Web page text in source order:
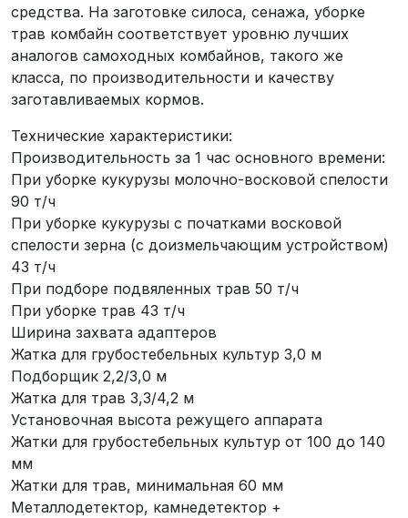
средства. На заготовке силоса, сенажа, уборке
трав комбайн соответствует уровню лучших
аналогов самоходных комбайнов, такого же
класса, по производительности и качеству
заготавливаемых кормов.
Технические характеристики:
Производительность за 1 час основного времени:
При уборке кукурузы молочно-восковой спелости
90 т/ч
При уборке кукурузы с початками восковой
спелости зерна (с доизмельчающим устройством)
43 т/ч
При подборе подвяленных трав 50 т/ч
При уборке трав 43 т/ч
Ширина захвата адаптеров
Жатка для грубостебельных культур 3,0 м
Подборщик 2,2/3,0 м
Жатка для трав 3,3/4,2 м
Установочная высота режущего аппарата
Жатки для грубостебельных культур от 100 до 140
мм
Жатки для трав, минимальная 60 мм
Металлодетектор, камнедетектор +